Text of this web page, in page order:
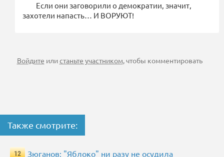
Если они заговорили о демократии, значит,
захотели напасть… И ВОРУЮТ!
Войдите илистаньте участником, чтобы комментировать
Также смотрите:
12
Зюганов: "Яблоко" ни разу не осудила